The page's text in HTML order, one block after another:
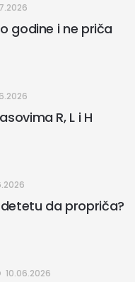
godine i ne priča
R, L i H
da propriča?
10.06.2026